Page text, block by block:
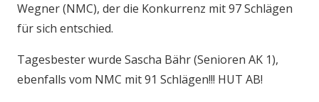
Wegner (NMC), der die Konkurrenz mit 97 Schlägen
für sich entschied.
Tagesbester wurde Sascha Bähr (Senioren AK 1),
ebenfalls vom NMC mit 91 Schlägen!!! HUT AB!